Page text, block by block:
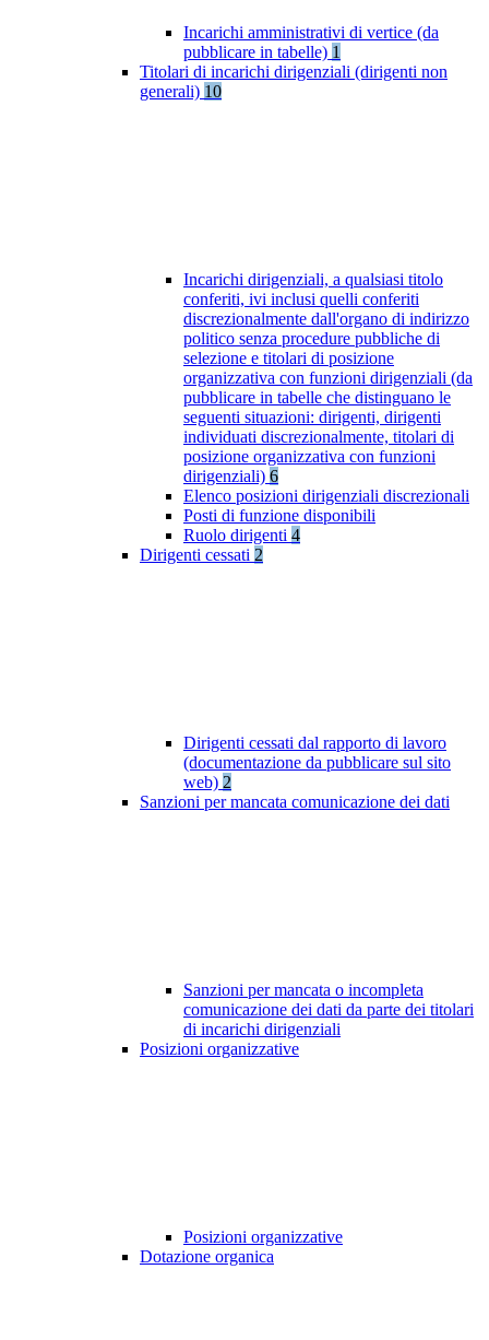
Incarichi amministrativi di vertice (da
pubblicare in tabelle) 1
Titolari di incarichi dirigenziali (dirigenti non
generali) 10
Incarichi dirigenziali, a qualsiasi titolo
conferiti, ivi inclusi quelli conferiti
discrezionalmente dall'organo di indirizzo
politico senza procedure pubbliche di
selezione e titolari di posizione
organizzativa con funzioni dirigenziali (da
pubblicare in tabelle che distinguano le
seguenti situazioni: dirigenti, dirigenti
individuati discrezionalmente, titolari di
posizione organizzativa con funzioni
dirigenziali) 6
Elenco posizioni dirigenziali discrezionali
Posti di funzione disponibili
Ruolo dirigenti 4
Dirigenti cessati 2
Dirigenti cessati dal rapporto di lavoro
(documentazione da pubblicare sul sito
web) 2
Sanzioni per mancata comunicazione dei dati
Sanzioni per mancata o incompleta
comunicazione dei dati da parte dei titolari
di incarichi dirigenziali
Posizioni organizzative
Posizioni organizzative
Dotazione organica